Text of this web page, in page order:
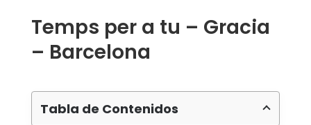
Temps per a tu – Gracia
– Barcelona
Tabla de Contenidos